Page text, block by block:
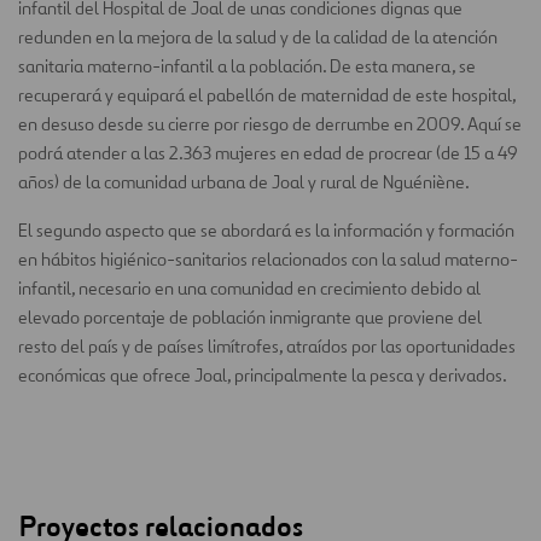
infantil del Hospital de Joal de unas condiciones dignas que
redunden en la mejora de la salud y de la calidad de la atención
sanitaria materno-infantil a la población. De esta manera, se
recuperará y equipará el pabellón de maternidad de este hospital,
en desuso desde su cierre por riesgo de derrumbe en 2009. Aquí se
podrá atender a las 2.363 mujeres en edad de procrear (de 15 a 49
años) de la comunidad urbana de Joal y rural de Nguéniène.
El segundo aspecto que se abordará es la información y formación
en hábitos higiénico-sanitarios relacionados con la salud materno-
infantil, necesario en una comunidad en crecimiento debido al
elevado porcentaje de población inmigrante que proviene del
resto del país y de países limítrofes, atraídos por las oportunidades
económicas que ofrece Joal, principalmente la pesca y derivados.
Proyectos relacionados